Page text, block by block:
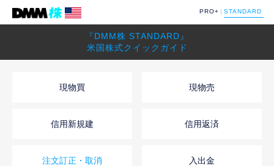
PRO+ STANDARD
『DMM株 STANDARD』
米国株式クイックガイド
現物買 現物売
信用新規建 信用返済
注文訂正・取消 入出金